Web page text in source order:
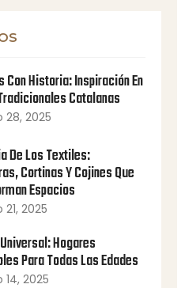
Con Historia: Inspiración En
Catalanas
28, 2025
De Los Textiles:
Cortinas Y Cojines Que
Espacios
2025
Hogares
Para Todas Las Edades
2025